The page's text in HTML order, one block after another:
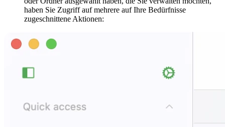
haben Sie Zugriff auf mehrere auf Ihre Bedürfnisse
zugeschnittene Aktionen: